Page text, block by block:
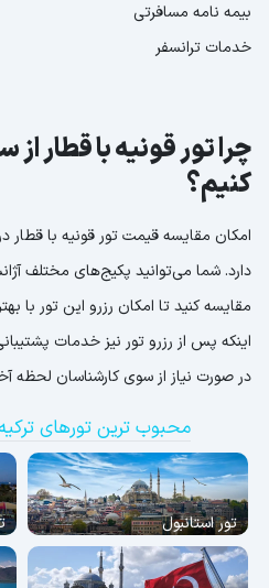
بیمه نامه مسافرتی
خدمات ترانسفر
چرا تور قونیه با قطار
کنیم؟
امکان مقایسه قیمت تور قونیه با
دارد. شما می‌توانید پکیج‌های مختلف
مقایسه کنید تا امکان رزرو این تور با
اینکه پس از رزرو تور نیز خدمات
در صورت نیاز از سوی کارشناسان لحظه
محبوب ترین تورهای
تور استانبول